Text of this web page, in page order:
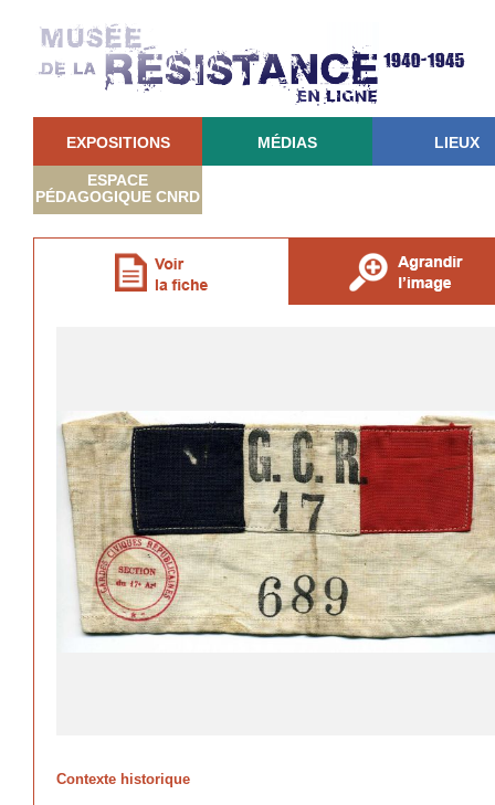
EXPOSITIONS MÉDIAS LIEUX
ESPACE
PÉDAGOGIQUE CNRD
Contexte historique